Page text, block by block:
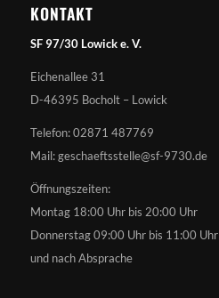
KONTAKT
SF 97/30 Lowick e. V.
Eichenallee 31
D-46395 Bocholt – Lowick
Telefon: 02871 487769
Mail: geschaeftsstelle@sf-9730.de
Öffnungszeiten:
Montag 18:00 Uhr bis 20:00 Uhr
Donnerstag 09:00 Uhr bis 11:00 Uhr
und nach Absprache